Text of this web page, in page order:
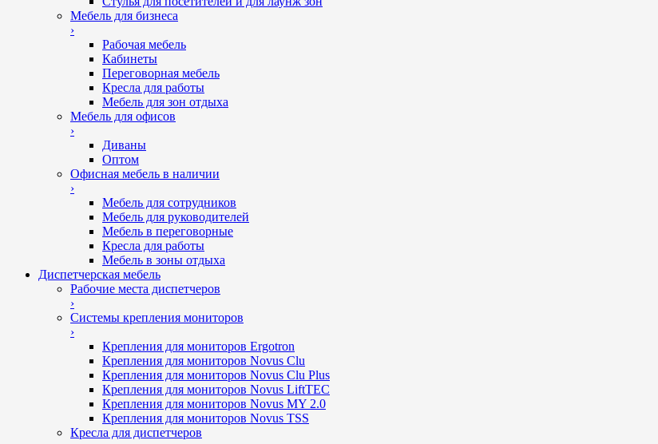
Мебель для бизнеса
›
Рабочая мебель
Кабинеты
Переговорная мебель
Кресла для работы
Мебель для зон отдыха
Мебель для офисов
›
Диваны
Оптом
Офисная мебель в наличии
›
Мебель для сотрудников
Мебель для руководителей
Мебель в переговорные
Кресла для работы
Мебель в зоны отдыха
Диспетчерская мебель
Рабочие места диспетчеров
›
Системы крепления мониторов
›
Крепления для мониторов Ergotron
Крепления для мониторов Novus Clu
Крепления для мониторов Novus Clu Plus
Крепления для мониторов Novus LiftTEC
Крепления для мониторов Novus MY 2.0
Крепления для мониторов Novus TSS
Кресла для диспетчеров